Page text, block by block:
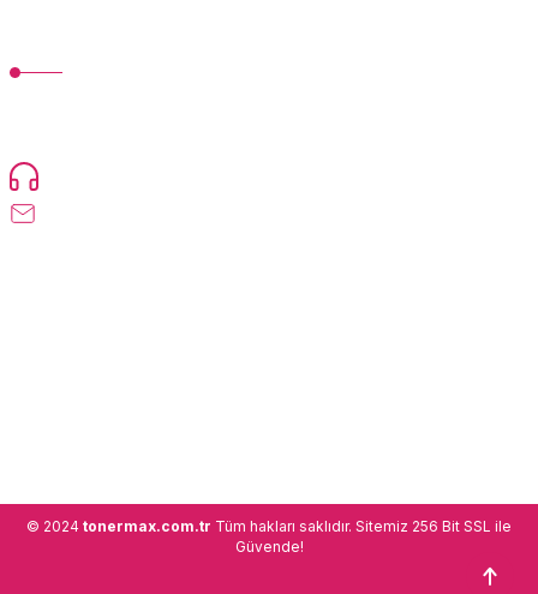
© 2024 tonermax.com.tr Tüm hakları saklıdır. Sitemiz 256 Bit SSL ile
Güvende!